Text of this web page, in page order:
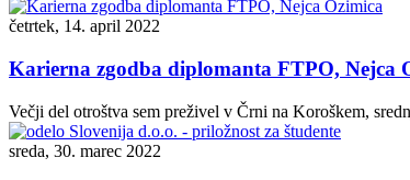
četrtek, 14. april 2022
Karierna zgodba diplomanta FTPO, Nejca
Večji del otroštva sem preživel v Črni na Koroškem,
sreda, 30. marec 2022